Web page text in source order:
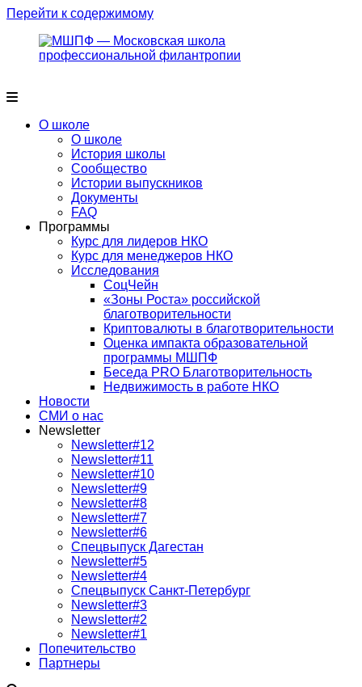
Перейти к содержимому
О школе
О школе
История школы
Сообщество
Истории выпускников
Документы
FAQ
Программы
Курс для лидеров НКО
Курс для менеджеров НКО
Исследования
СоцЧейн
«Зоны Роста» российской
благотворительности
Криптовалюты в благотворительности
Оценка импакта образовательной
программы МШПФ
Беседа PRO Благотворительность
Недвижимость в работе НКО
Новости
СМИ о нас
Newsletter
Newsletter#12
Newsletter#11
Newsletter#10
Newsletter#9
Newsletter#8
Newsletter#7
Newsletter#6
Спецвыпуск Дагестан
Newsletter#5
Newsletter#4
Спецвыпуск Санкт-Петербург
Newsletter#3
Newsletter#2
Newsletter#1
Попечительство
Партнеры